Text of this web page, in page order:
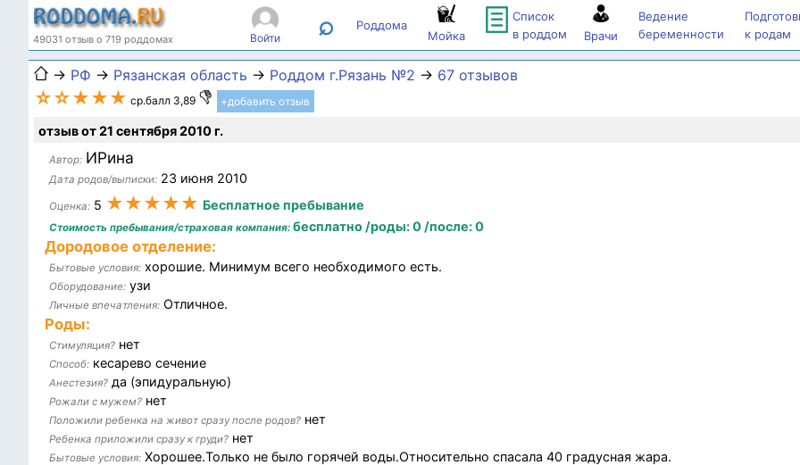
49031 отзыв о 719 роддомах Войти ⌕ Роддома
Мойка
Список
в роддом
Врачи
Ведение
беременности
к родам
→ РФ → Рязанская область → Роддом г.Рязань №2 → 67 отзывов
☆☆★★★ ср.балл 3,89 +добавить отзыв
отзыв от 21 сентября 2010 г.
Автор: ИРина
Дата родов/выписки: 23 июня 2010
Оценка: 5 ★★★★★ Бесплатное пребывание
Стоимость пребывания/страховая компания: бесплатно /роды: 0 /после: 0
Дородовое отделение:
Бытовые условия: хорошие. Минимум всего необходимого есть.
Оборудование: узи
Личные впечатления: Отличное.
Роды:
Стимуляция? нет
Способ: кесарево сечение
Анестезия? да (эпидуральную)
Рожали с мужем? нет
Положили ребенка на живот сразу после родов? нет
Ребенка приложили сразу к груди? нет
Бытовые условия: Хорошее.Только не было горячей воды.Относительно спасала 40 градусная жара.